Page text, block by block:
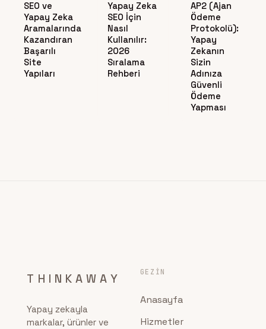
SEO ve
Yapay Zeka
Aramalarında
Kazandıran
Başarılı
Site
Yapıları
Yapay Zeka
SEO İçin
Nasıl
Kullanılır:
2026
Sıralama
Rehberi
AP2 (Ajan
Ödeme
Protokolü):
Yapay
Zekanın
Sizin
Adınıza
Güvenli
Ödeme
Yapması
THINKAWAY
Yapay zekayla
markalar, ürünler ve
GEZIN
Anasayfa
Hizmetler